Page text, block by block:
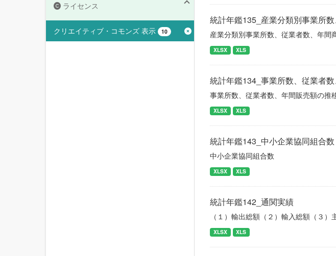
ライセンス
クリエイティブ・コモンズ 表示 10
統計年鑑135_産業分類別事業所
産業分類別事業所数、従業者数、年間
XLSX XLS
統計年鑑134_事業所数、従業者
事業所数、従業者数、年間販売額の推
XLSX XLS
統計年鑑143_中小企業協同組合数
中小企業協同組合数
XLSX XLS
統計年鑑142_通関実績
（１）輸出総額（２）輸入総額（３
XLSX XLS